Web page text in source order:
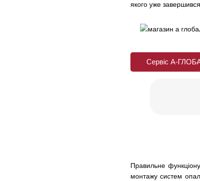
якого уже
Сервіс А-
Правильне
монтажу систем